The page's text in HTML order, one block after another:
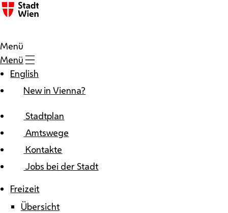
Zum Inhalt
Menü
Menü
English
New in Vienna?
Stadtplan
Amtswege
Kontakte
Jobs bei der Stadt
Freizeit
Übersicht